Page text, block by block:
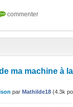
ma machine à
par Mathilde18 (4.3k